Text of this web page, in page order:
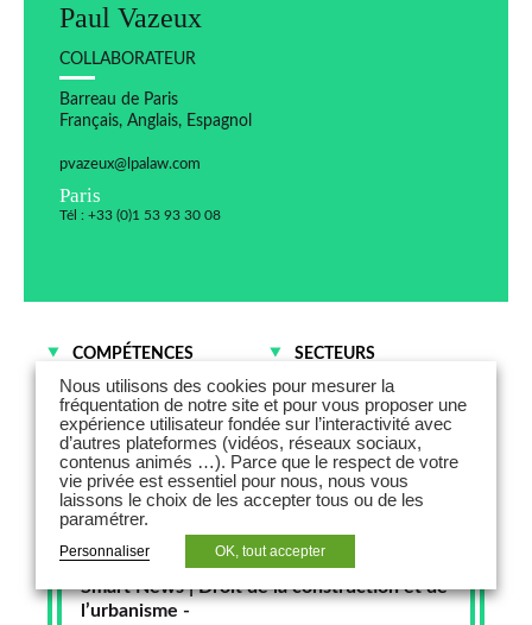
Paul Vazeux
COLLABORATEUR
Barreau de Paris
Français, Anglais, Espagnol
pvazeux@lpalaw.com
Paris
Tél : +33 (0)1 53 93 30 08
COMPÉTENCES
Opérations et gestion
immobilières
Risques et Assurances
SECTEURS
Immobilier
17 décembre 2021
Smart News | Droit de la construction et de
l’urbanisme -
Nous utilisons des cookies pour mesurer la
fréquentation de notre site et pour vous proposer une
expérience utilisateur fondée sur l’interactivité avec
d’autres plateformes (vidéos, réseaux sociaux,
contenus animés …). Parce que le respect de votre
vie privée est essentiel pour nous, nous vous
laissons le choix de les accepter tous ou de les
paramétrer.
Personnaliser OK, tout accepter